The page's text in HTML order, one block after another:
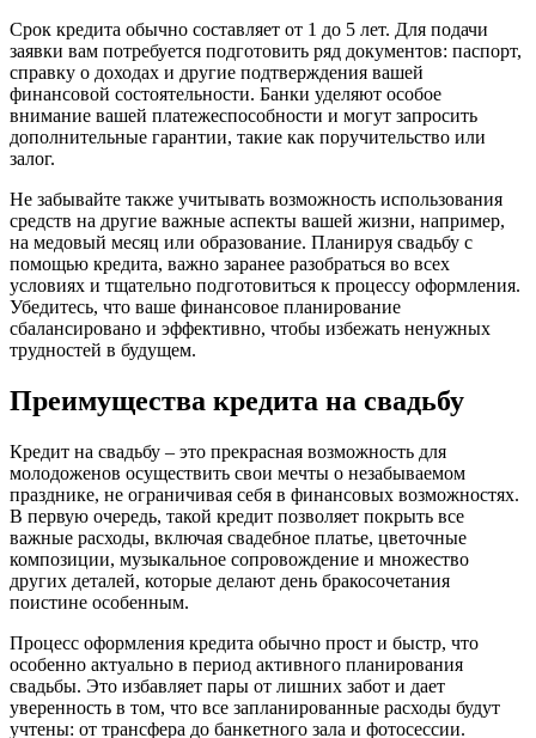
Срок кредита обычно составляет от 1 до 5 лет. Для подачи
заявки вам потребуется подготовить ряд документов: паспорт,
справку о доходах и другие подтверждения вашей
финансовой состоятельности. Банки уделяют особое
внимание вашей платежеспособности и могут запросить
дополнительные гарантии, такие как поручительство или
залог.
Не забывайте также учитывать возможность использования
средств на другие важные аспекты вашей жизни, например,
на медовый месяц или образование. Планируя свадьбу с
помощью кредита, важно заранее разобраться во всех
условиях и тщательно подготовиться к процессу оформления.
Убедитесь, что ваше финансовое планирование
сбалансировано и эффективно, чтобы избежать ненужных
трудностей в будущем.
Преимущества кредита на свадьбу
Кредит на свадьбу – это прекрасная возможность для
молодоженов осуществить свои мечты о незабываемом
празднике, не ограничивая себя в финансовых возможностях.
В первую очередь, такой кредит позволяет покрыть все
важные расходы, включая свадебное платье, цветочные
композиции, музыкальное сопровождение и множество
других деталей, которые делают день бракосочетания
поистине особенным.
Процесс оформления кредита обычно прост и быстр, что
особенно актуально в период активного планирования
свадьбы. Это избавляет пары от лишних забот и дает
уверенность в том, что все запланированные расходы будут
учтены: от трансфера до банкетного зала и фотосессии.